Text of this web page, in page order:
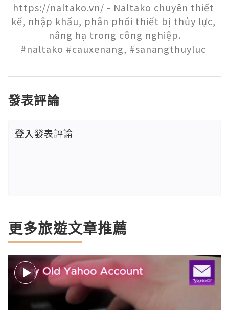
https://naltako.vn/ - Naltako chuyên thiết
kế, nhập khẩu, phân phối thiết bị thủy lực,
nâng hạ trong công nghiệp.
#naltako #cauxenang, #sanangthuyluc
發表評論
登入發表評論
更多旅遊文章推薦